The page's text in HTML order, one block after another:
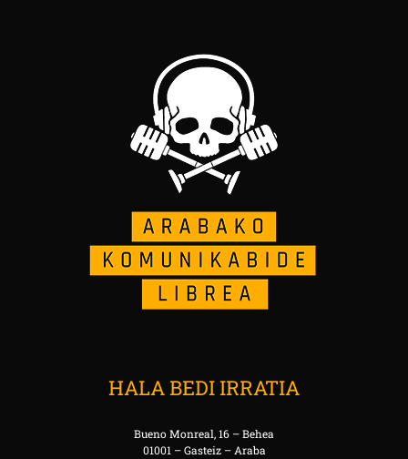
HALA BEDI IRRATIA
Bueno Monreal, 16 – Behea
01001 – Gasteiz – Araba